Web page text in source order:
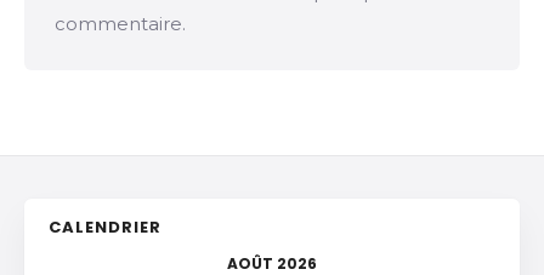
commentaire.
CALENDRIER
AOÛT 2026